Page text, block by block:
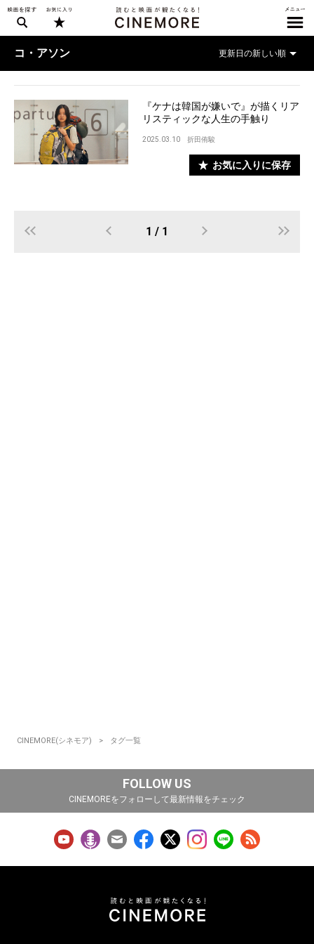
コ・アソン
『ケナは韓国が嫌いで』が描くリア
リスティックな人生の手触り
2025.03.10 折田侑駿
お気に入りに保存
1 / 1
CINEMORE(シネモア) タグ一覧
FOLLOW US
CINEMOREをフォローして最新情報をチェック